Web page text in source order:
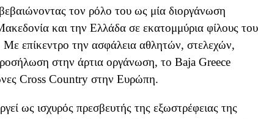
τον ρόλο του ως μία διοργάνωση
και την Ελλάδα σε εκατομμύρια φίλους του
επίκεντρο την ασφάλεια αθλητών, στελεχών,
στην άρτια οργάνωση, το Baja Greece
Cross Country στην Ευρώπη.
ως ισχυρός πρεσβευτής της εξωστρέφειας της